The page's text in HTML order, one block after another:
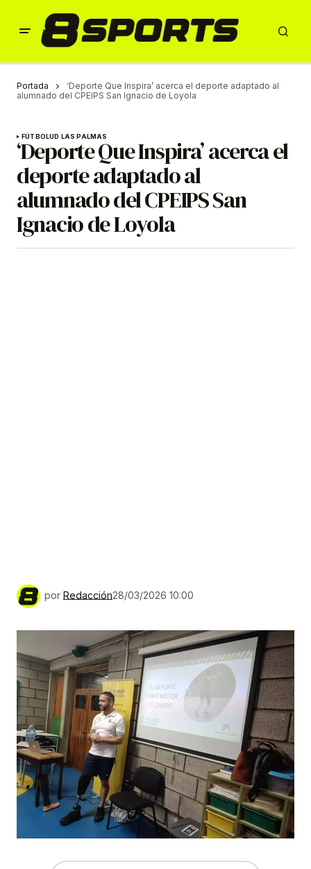
Portada
‘Deporte Que Inspira’ acerca el deporte adaptado al
alumnado del CPEIPS San Ignacio de Loyola
FÚTBOLUD LAS PALMAS
‘Deporte Que Inspira’ acerca el
deporte adaptado al
alumnado del CPEIPS San
Ignacio de Loyola
por Redacción28/03/2026 10:00